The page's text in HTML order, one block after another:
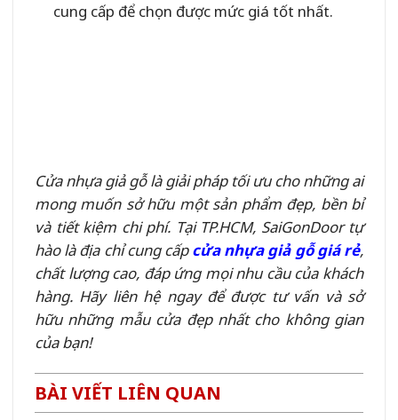
cung cấp để chọn được mức giá tốt nhất.
Cửa nhựa giả gỗ là giải pháp tối ưu cho những ai
mong muốn sở hữu một sản phẩm đẹp, bền bỉ
và tiết kiệm chi phí. Tại TP.HCM, SaiGonDoor tự
hào là địa chỉ cung cấpcửa nhựa giả gỗ giá rẻ,
chất lượng cao, đáp ứng mọi nhu cầu của khách
hàng. Hãy liên hệ ngay để được tư vấn và sở
hữu những mẫu cửa đẹp nhất cho không gian
của bạn!
BÀI VIẾT LIÊN QUAN